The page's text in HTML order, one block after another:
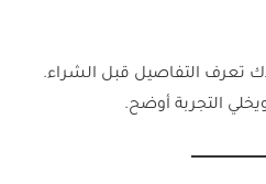
تعرف التفاصيل قبل الشراء.
التجربة أوضح.